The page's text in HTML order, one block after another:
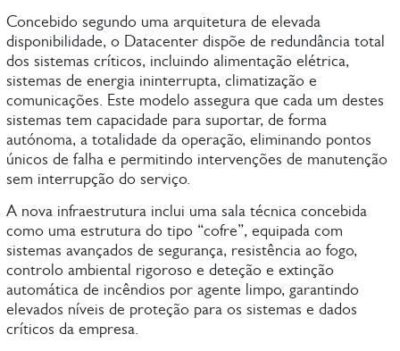
Concebido segundo uma arquitetura de elevada
disponibilidade, o Datacenter dispõe de redundância total
dos sistemas críticos, incluindo alimentação elétrica,
sistemas de energia ininterrupta, climatização e
comunicações. Este modelo assegura que cada um destes
sistemas tem capacidade para suportar, de forma
autónoma, a totalidade da operação, eliminando pontos
únicos de falha e permitindo intervenções de manutenção
sem interrupção do serviço.
A nova infraestrutura inclui uma sala técnica concebida
como uma estrutura do tipo “cofre”, equipada com
sistemas avançados de segurança, resistência ao fogo,
controlo ambiental rigoroso e deteção e extinção
automática de incêndios por agente limpo, garantindo
elevados níveis de proteção para os sistemas e dados
críticos da empresa.